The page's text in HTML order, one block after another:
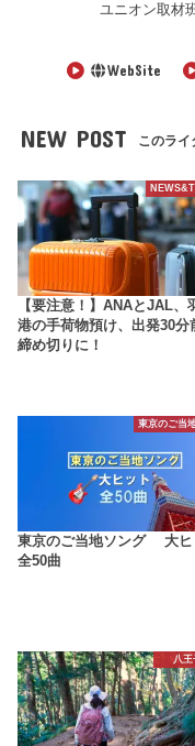
ユニオン取材
WebSite
NEW POST このライ
【要注意！】ANAとJAL、
港の手荷物預け、出発30分
締め切りに！
東京のご当
東京のご当地ソング 大ヒ
全50曲
八王